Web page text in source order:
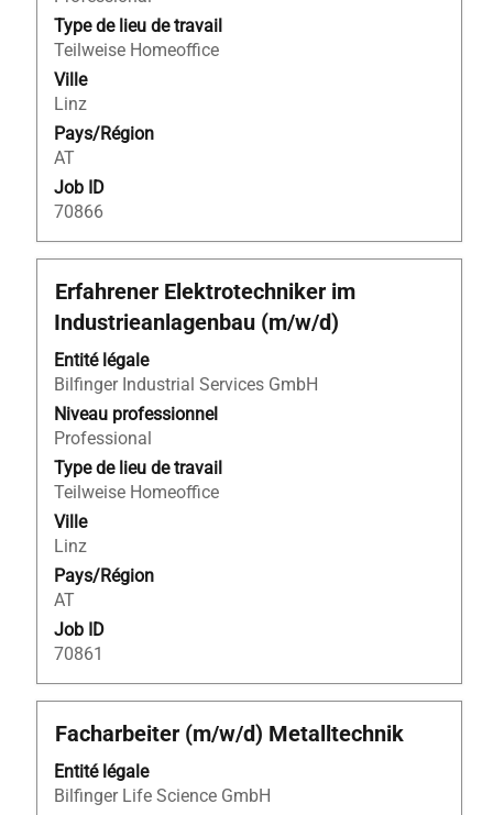
Type de lieu de travail
Teilweise Homeoffice
Ville
Linz
Pays/Région
AT
Job ID
70866
afficher
tout
le
contenu
des
informations
d’emploi.
Titre
Erfahrener Elektrotechniker im
Industrieanlagenbau (m/w/d)
Entité légale
Bilfinger Industrial Services GmbH
Niveau professionnel
Professional
Type de lieu de travail
Teilweise Homeoffice
Ville
Linz
Pays/Région
AT
Job ID
70861
Sélectionnez
avec
la
barre
d’espacement
pour
afficher
tout
le
contenu
des
informations
d’emploi.
Titre
Facharbeiter (m/w/d) Metalltechnik
Entité légale
Bilfinger Life Science GmbH
Sélectionnez
la
barre